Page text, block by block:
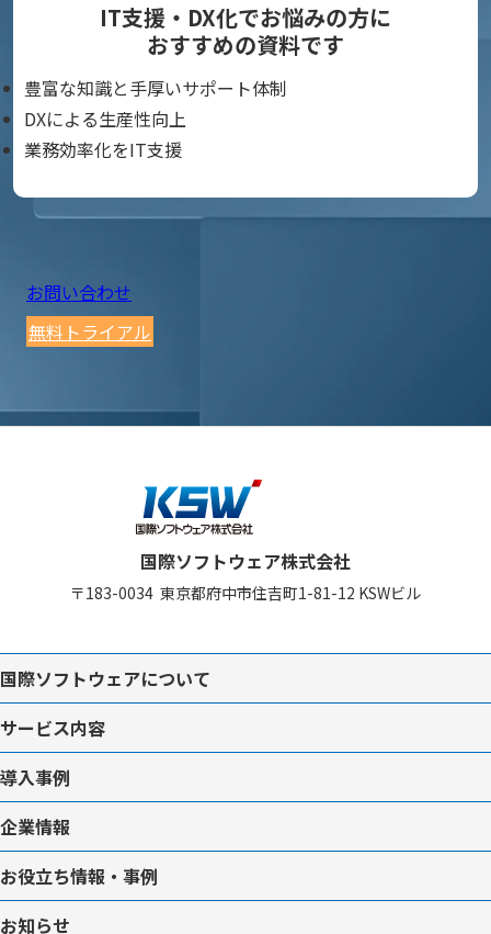
IT支援・DX化でお悩みの方に
おすすめの資料です
豊富な知識と手厚いサポート体制
DXによる生産性向上
業務効率化をIT支援
お問い合わせ
無料トライアル
国際ソフトウェア株式会社
〒183-0034 東京都府中市住吉町1-81-12 KSWビル
国際ソフトウェアについて
サービス内容
導入事例
企業情報
お役立ち情報・事例
お知らせ